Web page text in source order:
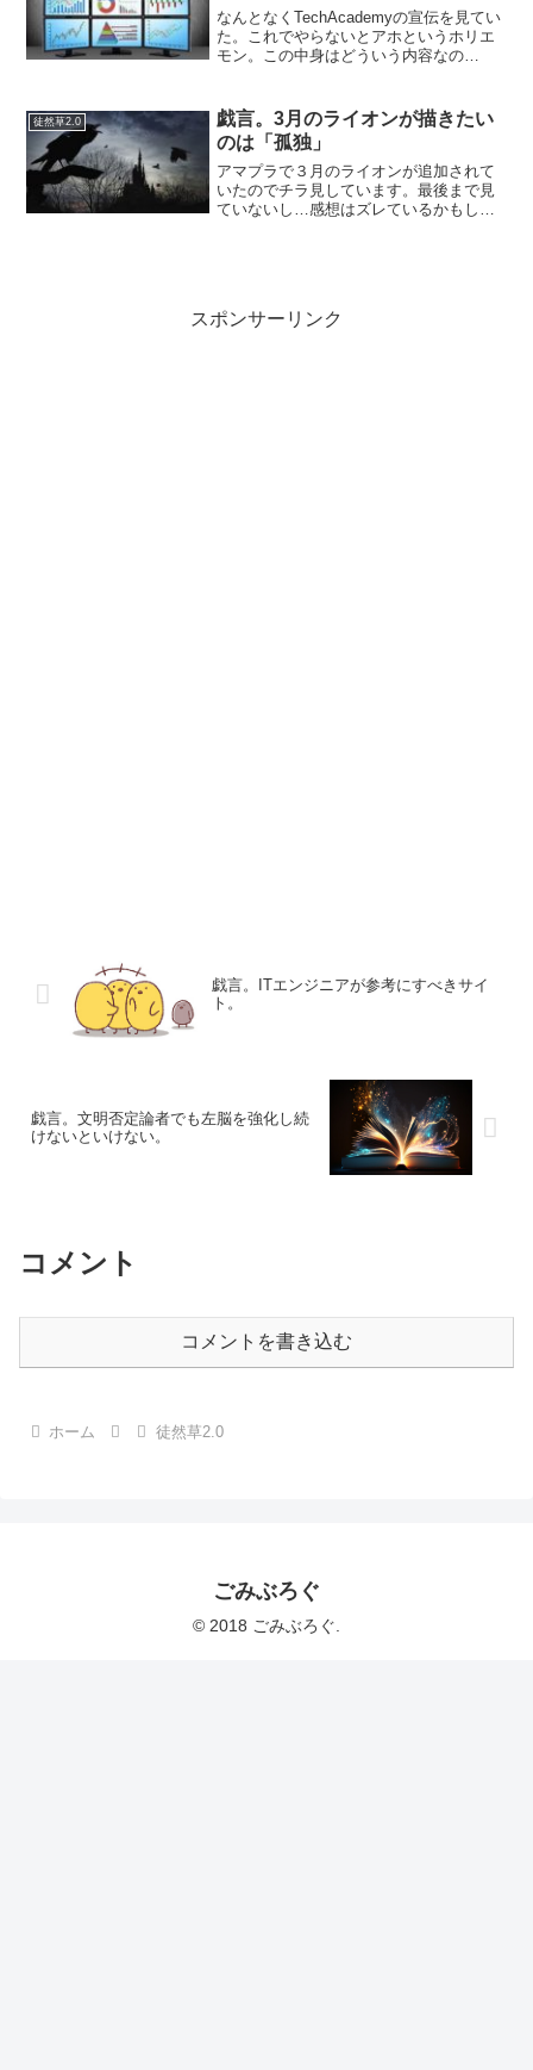
なんとなくTechAcademyの宣伝を見てい
た。これでやらないとアホというホリエ
モン。この中身はどういう内容なの
いうかなんか違和感あったので。結論か
ら言うと見終わった...
徒然草2.0
戯言。3月のライオンが描きたい
のは「孤独」
アマプラで３月のライオンが追加されて
いたのでチラ見しています。最後まで見
ていないし…感想はズレているかもしれ
スポンサーリンク
戯言。ITエンジニアが参考にすべきサイ
ト。
戯言。文明否定論者でも左脳を強化し続
けないといけない。
コメント
コメントを書き込む
ホーム 徒然草2.0
ごみぶろぐ
© 2018 ごみぶろぐ.